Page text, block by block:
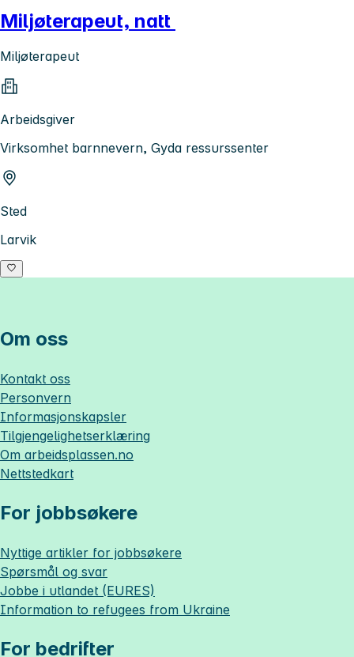
Miljøterapeut, natt
Miljøterapeut
Arbeidsgiver
Virksomhet barnnevern, Gyda ressurssenter
Sted
Larvik
Om oss
Kontakt oss
Personvern
Informasjonskapsler
Tilgjengelighetserklæring
Om arbeidsplassen.no
Nettstedkart
For jobbsøkere
Nyttige artikler for jobbsøkere
Spørsmål og svar
Jobbe i utlandet (EURES)
Information to refugees from Ukraine
For bedrifter